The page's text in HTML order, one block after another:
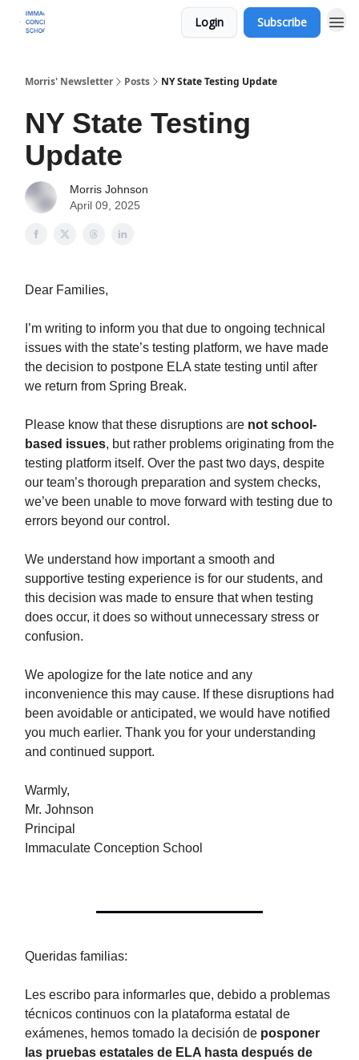
Login Subscribe
Morris' Newsletter Posts NY State Testing Update
NY State Testing
Update
Morris Johnson
April 09, 2025
Dear Families,
I’m writing to inform you that due to ongoing technical
issues with the state’s testing platform, we have made
the decision to postpone ELA state testing until after
we return from Spring Break.
Please know that these disruptions are not school-
based issues, but rather problems originating from the
testing platform itself. Over the past two days, despite
our team’s thorough preparation and system checks,
we’ve been unable to move forward with testing due to
errors beyond our control.
We understand how important a smooth and
supportive testing experience is for our students, and
this decision was made to ensure that when testing
does occur, it does so without unnecessary stress or
confusion.
We apologize for the late notice and any
inconvenience this may cause. If these disruptions had
been avoidable or anticipated, we would have notified
you much earlier. Thank you for your understanding
and continued support.
Warmly,
Mr. Johnson
Principal
Immaculate Conception School
Queridas familias:
Les escribo para informarles que, debido a problemas
técnicos continuos con la plataforma estatal de
exámenes, hemos tomado la decisión de posponer
las pruebas estatales de ELA hasta después de